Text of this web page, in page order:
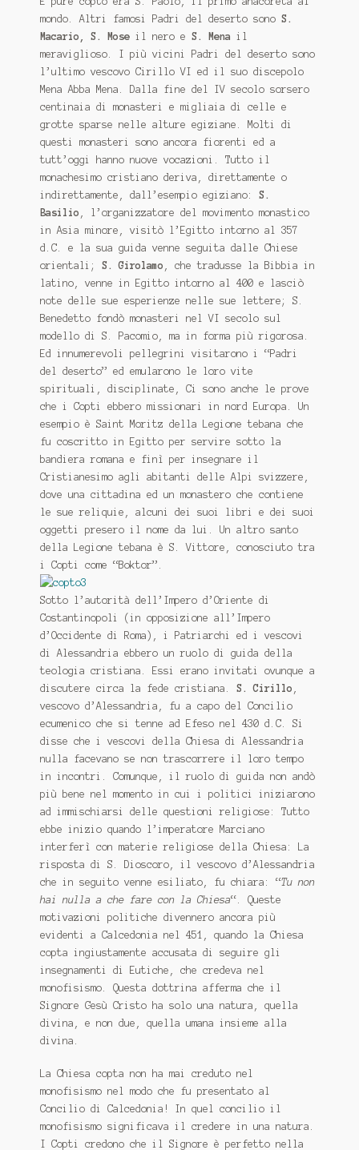
mondo. Altri famosi Padri del deserto sono S.
Macario, S. Moseil nero e S. Mena il
meraviglioso. I più vicini Padri del deserto sono
l’ultimo vescovo Cirillo VI ed il suo discepolo
Mena Abba Mena. Dalla fine del IV secolo sorsero
centinaia di monasteri e migliaia di celle e
grotte sparse nelle alture egiziane. Molti di
questi monasteri sono ancora fiorenti ed a
tutt’oggi hanno nuove vocazioni. Tutto il
monachesimo cristiano deriva, direttamente o
indirettamente, dall’esempio egiziano: S.
Basilio , l’organizzatore del movimento monastico
in Asia minore, visitò l’Egitto intorno al 357
d.C. e la sua guida venne seguita dalle Chiese
orientali; S. Girolamo , che tradusse la Bibbia in
latino, venne in Egitto intorno al 400 e lasciò
note delle sue esperienze nelle sue lettere; S.
Benedetto fondò monasteri nel VI secolo sul
modello di S. Pacomio, ma in forma più rigorosa.
Ed innumerevoli pellegrini visitarono i “Padri
del deserto” ed emularono le loro vite
spirituali, disciplinate, Ci sono anche le prove
che i Copti ebbero missionari in nord Europa. Un
esempio è Saint Moritz della Legione tebana che
fu coscritto in Egitto per servire sotto la
bandiera romana e finì per insegnare il
Cristianesimo agli abitanti delle Alpi svizzere,
dove una cittadina ed un monastero che contiene
le sue reliquie, alcuni dei suoi libri e dei suoi
oggetti presero il nome da lui. Un altro santo
della Legione tebana è S. Vittore, conosciuto tra
i Copti come “Boktor”.
Sotto l’autorità dell’Impero d’Oriente di
Costantinopoli (in opposizione all’Impero
d’Occidente di Roma), i Patriarchi ed i vescovi
di Alessandria ebbero un ruolo di guida della
teologia cristiana. Essi erano invitati ovunque a
discutere circa la fede cristiana. S. Cirillo
vescovo d’Alessandria, fu a capo del Concilio
ecumenico che si tenne ad Efeso nel 430 d.C. Si
disse che i vescovi della Chiesa di Alessandria
nulla facevano se non trascorrere il loro tempo
in incontri. Comunque, il ruolo di guida non andò
più bene nel momento in cui i politici iniziarono
ad immischiarsi delle questioni religiose: Tutto
ebbe inizio quando l’imperatore Marciano
interferì con materie religiose della Chiesa: La
risposta di S. Dioscoro, il vescovo d’Alessandria
che in seguito venne esiliato, fu chiara: “Tu non
hai nulla a che fare con la Chiesa“. Queste
motivazioni politiche divennero ancora più
evidenti a Calcedonia nel 451, quando la Chiesa
copta ingiustamente accusata di seguire gli
insegnamenti di Eutiche, che credeva nel
monofisismo. Questa dottrina afferma che il
Signore Gesù Cristo ha solo una natura, quella
divina, e non due, quella umana insieme alla
divina.
La Chiesa copta non ha mai creduto nel
monofisismo nel modo che fu presentato al
Concilio di Calcedonia! In quel concilio il
monofisismo significava il credere in una natura.
I Copti credono che il Signore è perfetto nella